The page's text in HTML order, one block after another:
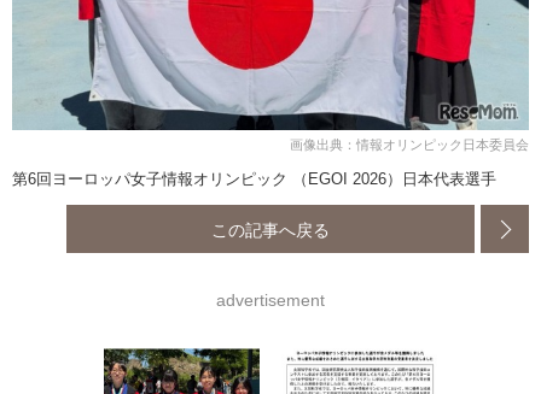
画像出典：情報オリンピック日本委員会
第6回ヨーロッパ女子情報オリンピック （EGOI 2026）日本代表選手
この記事へ戻る
advertisement